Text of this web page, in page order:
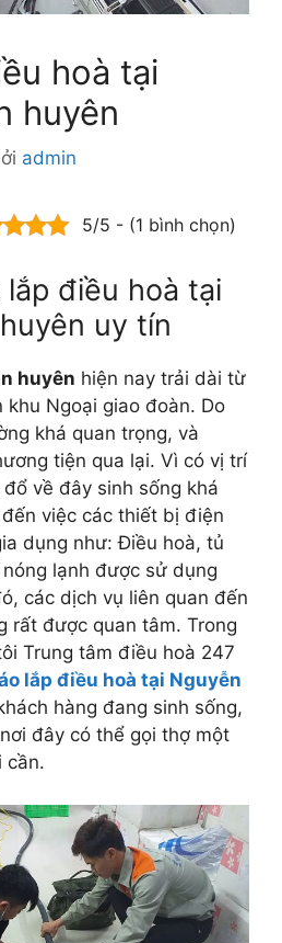
hoà tại
huyên
admin
5/5 - (1 bình chọn)
điều hoà tại
uy tín
huyên hiện nay trải dài từ
khu Ngoại giao đoàn. Do
khá quan trọng, và
tiện qua lại. Vì có vị trí
về đây sinh sống khá
việc các thiết bị điện
dụng như: Điều hoà, tủ
lạnh được sử dụng
các dịch vụ liên quan đến
rất được quan tâm. Trong
Trung tâm điều hoà 247
lắp điều hoà tại Nguyễn
hàng đang sinh sống,
đây có thể gọi thợ một
cần.